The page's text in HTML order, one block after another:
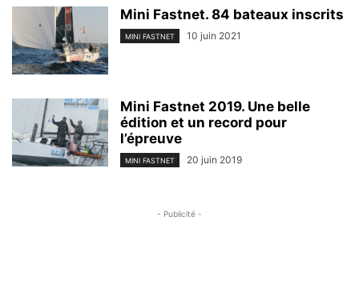
Mini Fastnet. 84 bateaux inscrits
MINI FASTNET 10 juin 2021
Mini Fastnet 2019. Une belle
édition et un record pour
l’épreuve
MINI FASTNET 20 juin 2019
- Publicité -